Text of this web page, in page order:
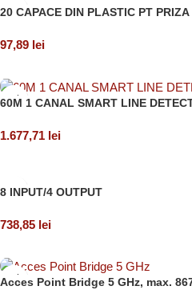
20 CAPACE DIN PLASTIC PT
97,89 lei
60M 1 CANAL SMART LINE
1.677,71 lei
8 INPUT/4 OUTPUT
738,85 lei
Acces Point Bridge 5 GHz, max.